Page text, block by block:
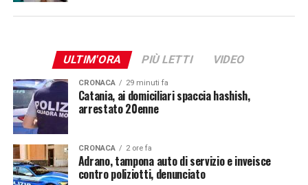
ULTIM'ORA PIÙ LETTI VIDEO
CRONACA 29 minuti fa
Catania, ai domiciliari spaccia hashish,
arrestato 20enne
CRONACA 2 ore fa
Adrano, tampona auto di servizio e inveisce
contro poliziotti, denunciato